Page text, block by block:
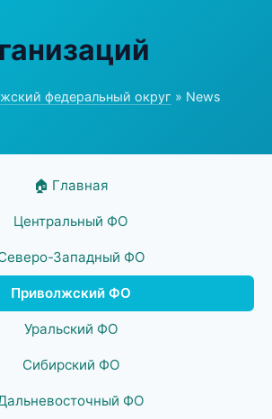
федеральный округ » News
🏠 Главная
Центральный ФО
Западный ФО
Приволжский ФО
Уральский ФО
Сибирский ФО
ФО